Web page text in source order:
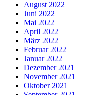
August 2022
Juni 2022
Mai 2022
April 2022
März 2022
Februar 2022
Januar 2022
Dezember 2021
November 2021
Oktober 2021